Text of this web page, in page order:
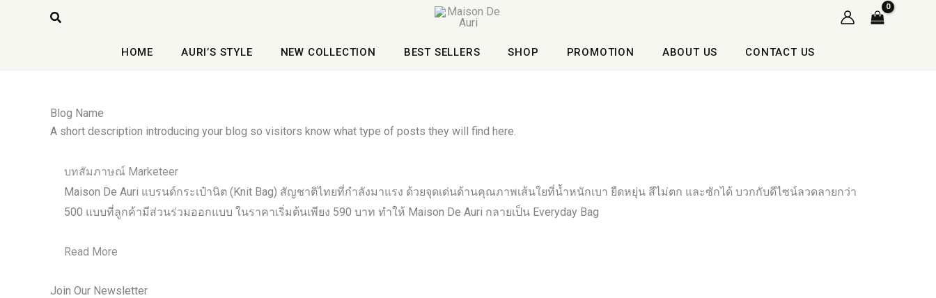
Search
HOME AURI’S STYLE NEW COLLECTION BEST SELLERS SHOP PROMOTION ABOUT US CONTACT US
Blog Name
A short description introducing your blog so visitors know what type of posts they will find here.
บทสัมภาษณ์ Marketeer
Maison De Auri แบรนด์กระเป๋านิต (Knit Bag) สัญชาติไทยที่กำลังมาแรง ด้วยจุดเด่นด้านคุณภาพเส้นใยที่น้ำหนักเบา ยืดหยุ่น สีไม่ตก และซักได้ บวกกับดีไซน์ลวดลายกว่า
500 แบบที่ลูกค้ามีส่วนร่วมออกแบบ ในราคาเริ่มต้นเพียง 590 บาท ทำให้ Maison De Auri กลายเป็น Everyday Bag
Read More
Join Our Newsletter